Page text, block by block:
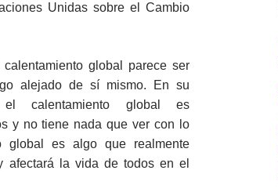
Unidas sobre el Cambio
global parece ser
alejado de sí mismo. En su
calentamiento global es
y no tiene nada que ver con lo
global es algo que realmente
afectará la vida de todos en el